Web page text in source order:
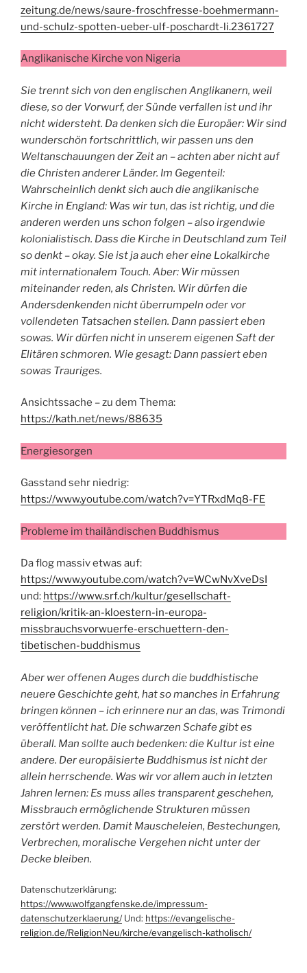
zeitung.de/news/saure-froschfresse-boehmermann-
und-schulz-spotten-ueber-ulf-poschardt-li.2361727
Anglikanische Kirche von Nigeria
Sie trennt sich von den englischen Anglikanern, weil
diese, so der Vorwurf, der Sünde verfallen ist und ihr
nicht widersteht. Da denken sich die Europäer: Wir sind
wunderschön fortschrittlich, wir passen uns den
Weltanschauungen der Zeit an – achten aber nicht auf
die Christen anderer Länder. Im Gegenteil:
Wahrscheinlich denkt sich auch die anglikanische
Kirche in England: Was wir tun, das ist richtig, und die
anderen werden uns schon folgen – also irgendwie
kolonialistisch. Dass die Kirche in Deutschland zum Teil
so denkt – okay. Sie ist ja auch eher eine Lokalkirche
mit internationalem Touch. Aber: Wir müssen
miteinander reden, als Christen. Wir dürfen die
Andersdenkenden nicht überrumpeln oder vor
vollendeten Tatsachen stellen. Dann passiert eben
sowas. Wir dürfen nicht in unserem eigenen Saft der
Elitären schmoren. Wie gesagt: Dann passiert eben
sowas Trauriges.
Ansichtssache – zu dem Thema:
https://kath.net/news/88635
Energiesorgen
Gasstand sehr niedrig:
https://www.youtube.com/watch?v=YTRxdMq8-FE
Probleme im thailändischen Buddhismus
Da flog massiv etwas auf:
https://www.youtube.com/watch?v=WCwNvXveDsI
und: https://www.srf.ch/kultur/gesellschaft-
religion/kritik-an-kloestern-in-europa-
missbrauchsvorwuerfe-erschuettern-den-
tibetischen-buddhismus
Aber wer offenen Auges durch die buddhistische
neuere Geschichte geht, hat so manches in Erfahrung
bringen können – ich erinnere nur an das, was Trimondi
veröffentlicht hat. Die schwarzen Schafe gibt es
überall. Man sollte auch bedenken: die Kultur ist eine
andere. Der europäisierte Buddhismus ist nicht der
allein herrschende. Was wir vor allem auch in letzten
Jahren lernen: Es muss alles transparent geschehen,
Missbrauch ermöglichende Strukturen müssen
zerstört werden. Damit Mauscheleien, Bestechungen,
Verbrechen, moralische Vergehen nicht unter der
Decke bleiben.
Datenschutzerklärung:
https://www.wolfgangfenske.de/impressum-
datenschutzerklaerung/Und: https://evangelische-
religion.de/ReligionNeu/kirche/evangelisch-katholisch/